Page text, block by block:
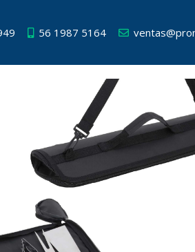
56 1987 5164